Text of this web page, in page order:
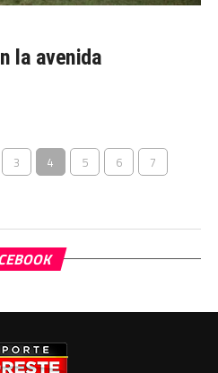
la avenida
3 4 5 6
7